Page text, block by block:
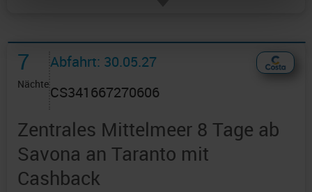
7
Nächte
Abfahrt: 30.05.27
CS341667270606
Zentrales Mittelmeer 8 Tage ab
Savona an Taranto mit
Cashback